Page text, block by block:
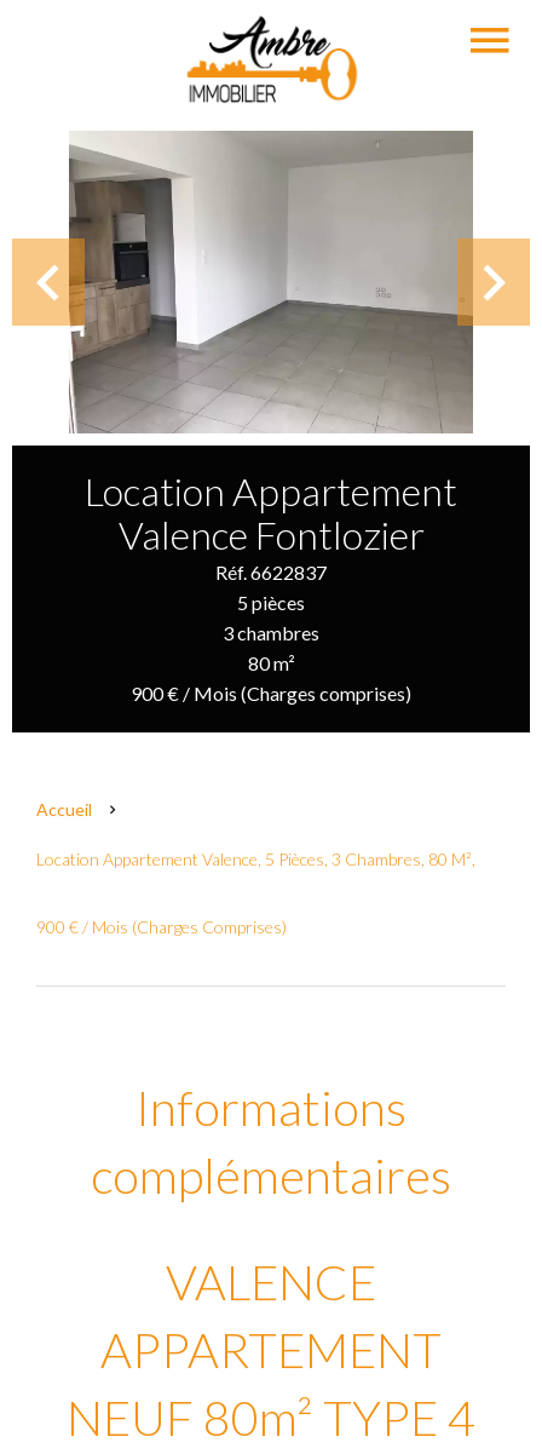
Location Appartement
Valence Fontlozier
Réf. 6622837
5 pièces
3 chambres
80 m²
900 € / Mois (Charges comprises)
Accueil
Location Appartement Valence, 5 Pièces, 3 Chambres, 80 M²,
900 € / Mois (Charges Comprises)
Informations
complémentaires
VALENCE
APPARTEMENT
NEUF 80m² TYPE 4